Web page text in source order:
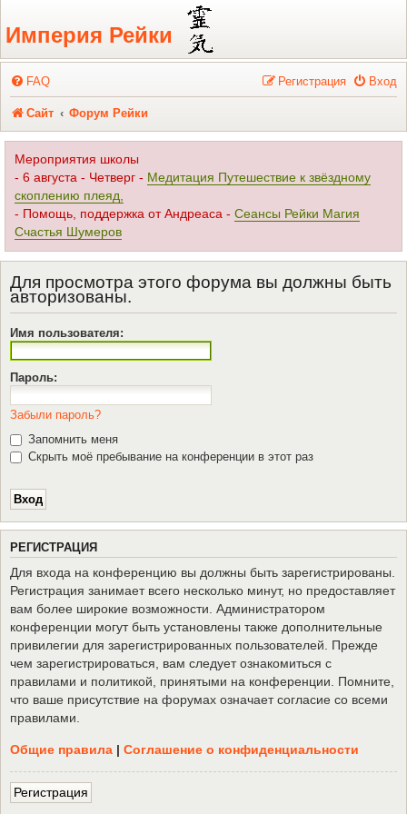
Регистрация
Империя Рейки
FAQ Вход
Регистрация
Сайт Форум Рейки
Мероприятия школы
- 6 августа - Четверг - Медитация Путешествие к звёздному
скоплению плеяд,
- Помощь, поддержка от Андреаса - Сеансы Рейки Магия
Счастья Шумеров
Для просмотра этого форума вы должны быть
авторизованы.
Имя пользователя:
Пароль:
Забыли пароль?
Запомнить меня
Скрыть моё пребывание на конференции в этот раз
РЕГИСТРАЦИЯ
Для входа на конференцию вы должны быть зарегистрированы.
Регистрация занимает всего несколько минут, но предоставляет
вам более широкие возможности. Администратором
конференции могут быть установлены также дополнительные
привилегии для зарегистрированных пользователей. Прежде
чем зарегистрироваться, вам следует ознакомиться с
правилами и политикой, принятыми на конференции. Помните,
что ваше присутствие на форумах означает согласие со всеми
правилами.
Общие правила | Соглашение о конфиденциальности
Регистрация